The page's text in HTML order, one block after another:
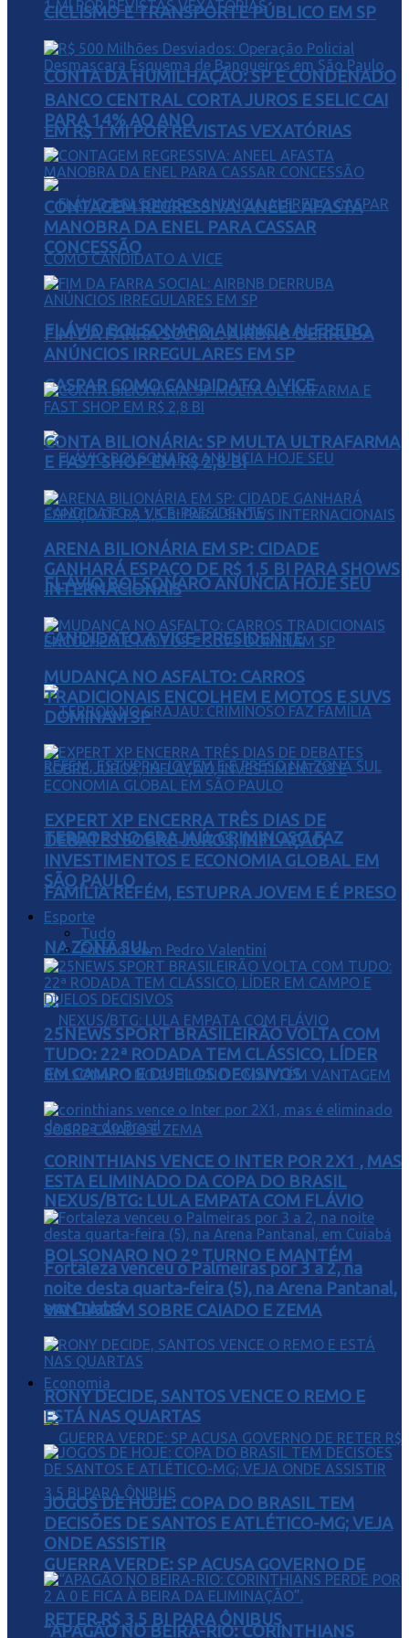
CONTA DA HUMILHAÇÃO: SP É CONDENADO
EM R$ 1 MI POR REVISTAS VEXATÓRIAS
FLÁVIO BOLSONARO ANUNCIA ALFREDO
GASPAR COMO CANDIDATO A VICE
FLÁVIO BOLSONARO ANUNCIA HOJE SEU
CANDIDATO A VICE-PRESIDENTE
TERROR NO GRAJAÚ: CRIMINOSO FAZ
FAMÍLIA REFÉM, ESTUPRA JOVEM E É PRESO
NA ZONA SUL
NEXUS/BTG: LULA EMPATA COM FLÁVIO
BOLSONARO NO 2º TURNO E MANTÉM
VANTAGEM SOBRE CAIADO E ZEMA
Economia
GUERRA VERDE: SP ACUSA GOVERNO DE
RETER R$ 3,5 BI PARA ÔNIBUS
CICLISMO E TRANSPORTE PÚBLICO EM SP
BANCO CENTRAL CORTA JUROS E SELIC CAI
PARA 14% AO ANO
CONTAGEM REGRESSIVA: ANEEL AFASTA
MANOBRA DA ENEL PARA CASSAR
CONCESSÃO
FIM DA FARRA SOCIAL: AIRBNB DERRUBA
ANÚNCIOS IRREGULARES EM SP
CONTA BILIONÁRIA: SP MULTA ULTRAFARMA
E FAST SHOP EM R$ 2,8 BI
ARENA BILIONÁRIA EM SP: CIDADE
GANHARÁ ESPAÇO DE R$ 1,5 BI PARA SHOWS
INTERNACIONAIS
MUDANÇA NO ASFALTO: CARROS
TRADICIONAIS ENCOLHEM E MOTOS E SUVS
DOMINAM SP
EXPERT XP ENCERRA TRÊS DIAS DE
DEBATES SOBRE JUROS, INFLAÇÃO,
INVESTIMENTOS E ECONOMIA GLOBAL EM
SÃO PAULO
Esporte
Tudo
Futebol com Pedro Valentini
25NEWS SPORT BRASILEIRÃO VOLTA COM
TUDO: 22ª RODADA TEM CLÁSSICO, LÍDER
EM CAMPO E DUELOS DECISIVOS
CORINTHIANS VENCE O INTER POR 2X1 , MAS
ESTA ELIMINADO DA COPA DO BRASIL
Fortaleza venceu o Palmeiras por 3 a 2, na
noite desta quarta-feira (5), na Arena Pantanal,
em Cuiabá
RONY DECIDE, SANTOS VENCE O REMO E
ESTÁ NAS QUARTAS
JOGOS DE HOJE: COPA DO BRASIL TEM
DECISÕES DE SANTOS E ATLÉTICO-MG; VEJA
ONDE ASSISTIR
“APAGÃO NO BEIRA-RIO: CORINTHIANS